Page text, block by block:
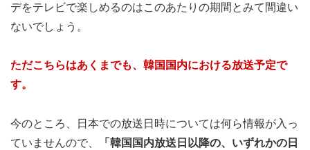
デをテレビで楽しめるのはこのあたりの期間とみて間違い
ないでしょう。
ただこちらはあくまでも、韓国国内における放送予定で
す。
今のところ、日本での放送日時については何ら情報が入っ
ていませんので、
「韓国国内放送日以降の、いずれかの日